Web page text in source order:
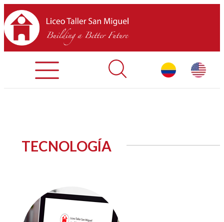
INICIO
EQUIPO
TECNOLOGÍA